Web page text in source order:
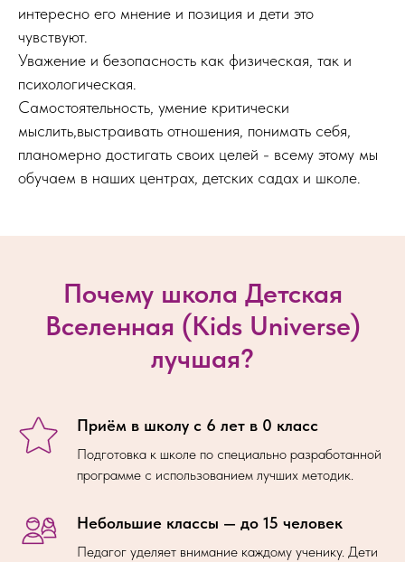
интересно его мнение и позиция и дети это
чувствуют.
Уважение и безопасность как физическая, так и
психологическая.
Самостоятельность, умение критически
мыслить,выстраивать отношения, понимать себя,
планомерно достигать своих целей - всему этому мы
обучаем в наших центрах, детских садах и школе.
Почему школа Детская
Вселенная (Kids Universe)
лучшая?
Приём в школу с 6 лет в 0 класс
Подготовка к школе по специально разработанной
программе с использованием лучших методик.
Небольшие классы — до 15 человек
Педагог уделяет внимание каждому ученику. Дети